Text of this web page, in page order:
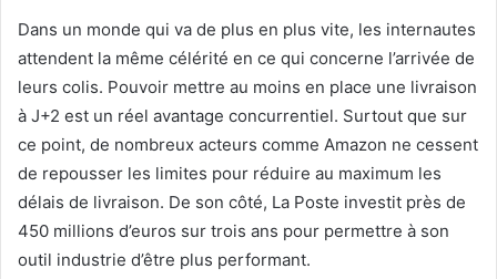
Dans un monde qui va de plus en plus vite, les internautes
attendent la même célérité en ce qui concerne l’arrivée de
leurs colis. Pouvoir mettre au moins en place une livraison
à J+2 est un réel avantage concurrentiel. Surtout que sur
ce point, de nombreux acteurs comme Amazon ne cessent
de repousser les limites pour réduire au maximum les
délais de livraison. De son côté, La Poste investit près de
450 millions d’euros sur trois ans pour permettre à son
outil industrie d’être plus performant.